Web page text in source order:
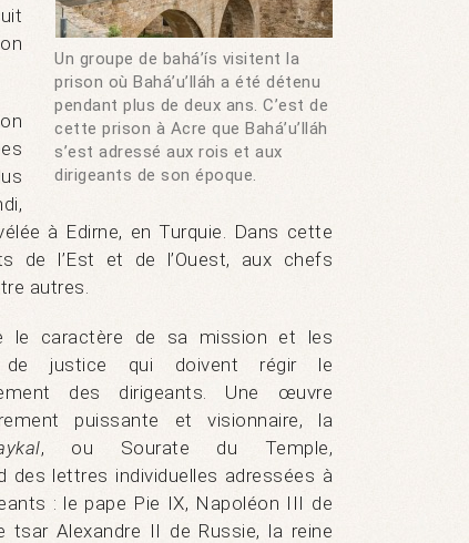
Un groupe de bahá’ís visitent la
prison où Bahá’u’lláh a été détenu
pendant plus de deux ans. C’est de
cette prison à Acre que Bahá’u’lláh
s’est adressé aux rois et aux
dirigeants de son époque.
à Edirne, en Turquie. Dans cette
de l’Est et de l’Ouest, aux chefs
autres.
le caractère de sa mission et les
de justice qui doivent régir le
des dirigeants. Une œuvre
puissante et visionnaire, la
, ou Sourate du Temple,
des lettres individuelles adressées à
: le pape Pie IX, Napoléon III de
tsar Alexandre II de Russie, la reine